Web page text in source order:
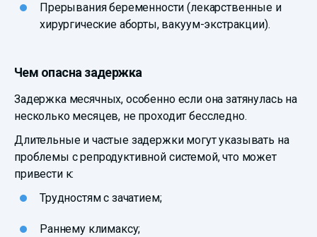
Прерывания беременности (лекарственные и
хирургические аборты, вакуум-экстракции).
Чем опасна задержка
Задержка месячных, особенно если она затянулась на
несколько месяцев, не проходит бесследно.
Длительные и частые задержки могут указывать на
проблемы с репродуктивной системой, что может
привести к:
Трудностям с зачатием;
Раннему климаксу;